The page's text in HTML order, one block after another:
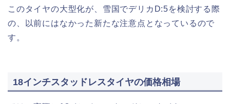
このタイヤの大型化が、雪国でデリカD:5を検討する際
の、以前にはなかった新たな注意点となっているので
す。
18インチスタッドレスタイヤの価格相場